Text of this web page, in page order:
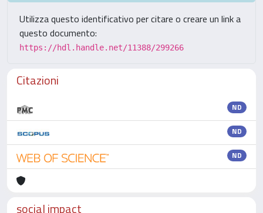
Utilizza questo identificativo per citare o creare un link a
questo documento:
https://hdl.handle.net/11388/299266
Citazioni
ND
ND
ND
social impact